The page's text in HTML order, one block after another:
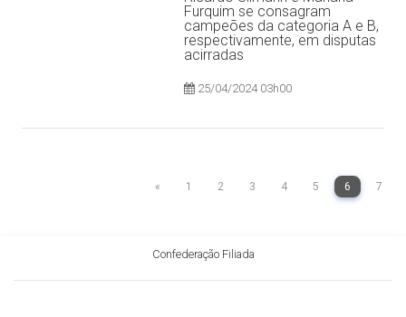
Furquim se consagram
campeões da categoria A e B,
respectivamente, em disputas
acirradas
25/04/2024 03h00
« 1 2 3 4 5 6 7
Confederação Filiada